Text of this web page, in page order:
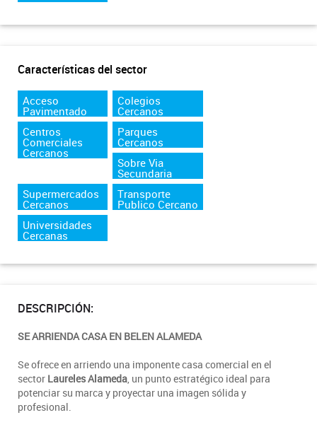
Características del sector
Acceso
Pavimentado
Colegios
Cercanos
Centros
Comerciales
Cercanos
Parques
Cercanos
Sobre Via
Secundaria
Supermercados
Cercanos
Transporte
Publico Cercano
Universidades
Cercanas
DESCRIPCIÓN:
SE ARRIENDA CASA EN BELEN ALAMEDA
Se ofrece en arriendo una imponente casa comercial en el
sector Laureles Alameda, un punto estratégico ideal para
potenciar su marca y proyectar una imagen sólida y
profesional.